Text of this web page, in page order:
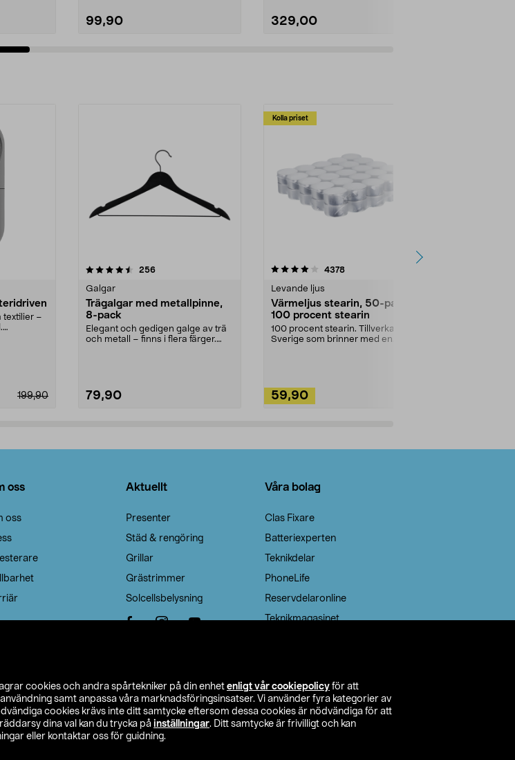
cookies och andra spårtekniker på din enhet enligt vår cookiepolicy för att
samt anpassa våra marknadsföringsinsatser. Vi använder fyra kategorier av
cookies krävs inte ditt samtycke eftersom dessa cookies är nödvändiga för att
dina val kan du trycka på inställningar. Ditt samtycke är frivilligt och kan
eller kontaktar oss för guidning.
99,90 329,00
textilier –
199,90
256recensioner
Galgar
Trägalgar med metallpinne,
8-pack
Elegant och gedigen galge av trä
och metall – finns i flera färger.
79,90
Kolla priset
4.0av 5 stjärnor 4378recensioner
Levande ljus
Värmeljus stearin, 50-pack,
100 procent stearin
100 procent stearin. Tillverkade i
Sverige som brinner med en
59,90
4.5av 5 stjärnor
oss
oss
Aktuellt
Presenter
Städ & rengöring
Grillar
Grästrimmer
Solcellsbelysning
Våra bolag
Clas Fixare
Batteriexperten
Teknikdelar
PhoneLife
Reservdelaronline
Teknikmagasinet